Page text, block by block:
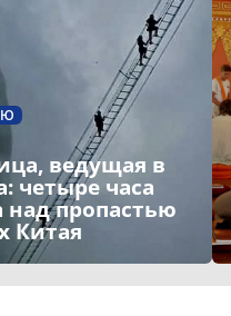
ведущая в
четыре часа
над пропастью
Китая